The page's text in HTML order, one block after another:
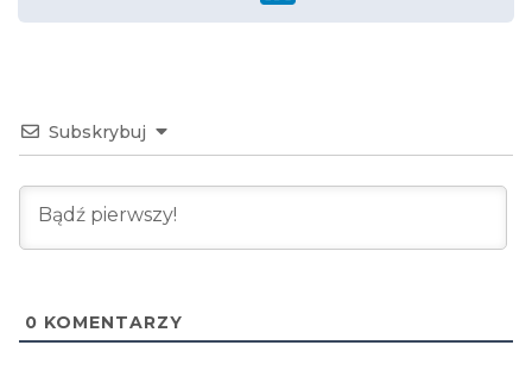
Subskrybuj
0 KOMENTARZY